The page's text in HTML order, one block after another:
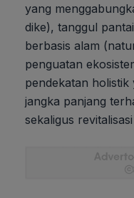
yang
dike), tanggul
berbasis alam
penguatan
pendekatan holistik
jangka panjang
sekaligus